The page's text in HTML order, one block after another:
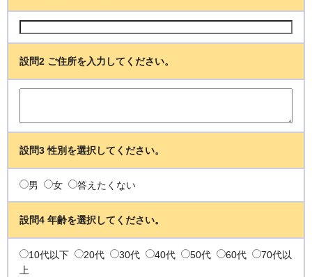
設問2 ご住所を入力してください。
設問3 性別を選択してください。
男 女 答えたくない
設問4 年齢を選択してください。
10代以下 20代 30代 40代 50代 60代
70代以
上